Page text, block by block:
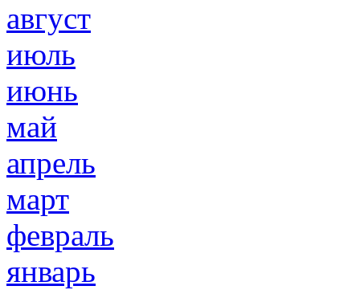
август
июль
июнь
май
апрель
март
февраль
январь